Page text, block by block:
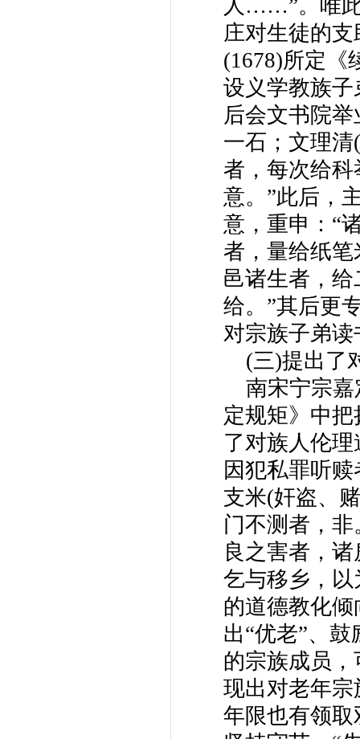
人……”。唯
庄对生徒的
(1678)所定《
设义学教族
后会文书院
一石；文理
者，每次给
意。”此后，
意，重申：“
者，量给纸
邑诸生者，
给。”其后更
对宗族子弟
(三)提出了
南宋宁宗
定规矩》中
了对族人伦
因犯私罪听
支米(奸盗、
门不测者，
良之害者，
乞与移乡，
的道德教化
出“优老”、
的宗族成员
现出对老年
年限也有领